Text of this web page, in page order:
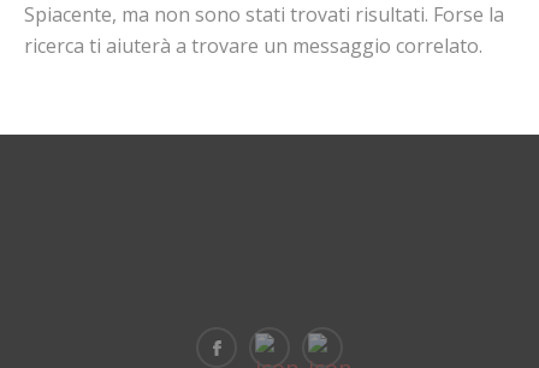
Spiacente, ma non sono stati trovati risultati. Forse la
ricerca ti aiuterà a trovare un messaggio correlato.